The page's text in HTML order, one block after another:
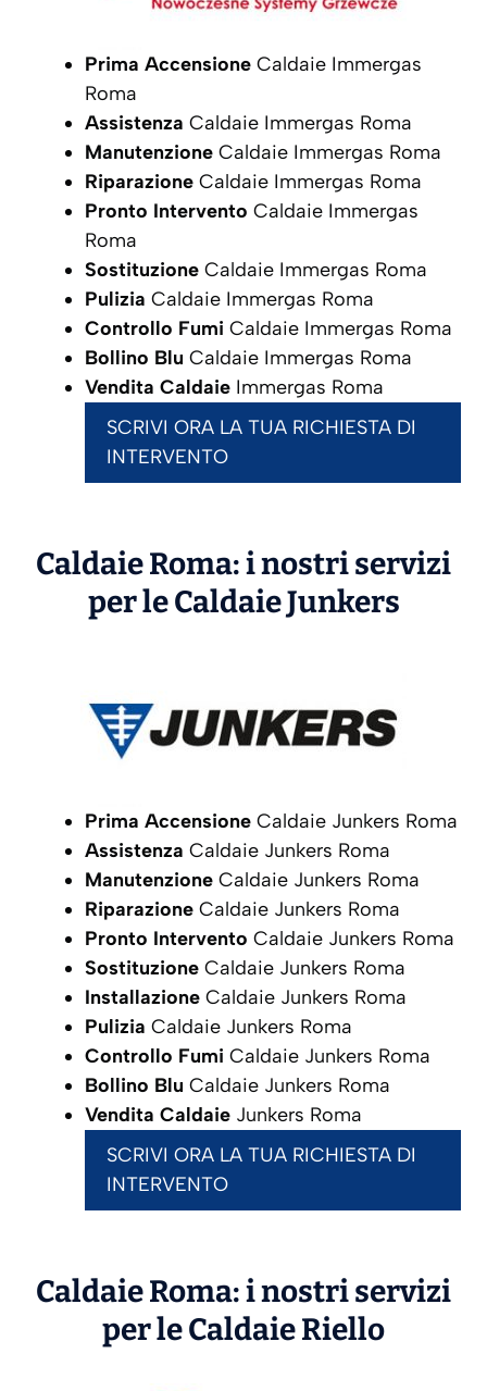
Prima Accensione Caldaie Immergas
Roma
Assistenza Caldaie Immergas Roma
Manutenzione Caldaie Immergas Roma
Riparazione Caldaie Immergas Roma
Pronto Intervento Caldaie Immergas
Roma
Sostituzione Caldaie Immergas Roma
Pulizia Caldaie Immergas Roma
Controllo Fumi Caldaie Immergas Roma
Bollino Blu Caldaie Immergas Roma
Vendita Caldaie Immergas Roma
SCRIVI ORA LA TUA RICHIESTA DI
INTERVENTO
Caldaie Roma: i nostri servizi
per le CaldaieJunkers
Prima Accensione Caldaie Junkers Roma
Assistenza Caldaie Junkers Roma
Manutenzione Caldaie Junkers Roma
Riparazione Caldaie Junkers Roma
Pronto Intervento Caldaie Junkers Roma
Sostituzione Caldaie Junkers Roma
Installazione Caldaie Junkers Roma
Pulizia Caldaie Junkers Roma
Controllo Fumi Caldaie Junkers Roma
Bollino Blu Caldaie Junkers Roma
Vendita Caldaie Junkers Roma
SCRIVI ORA LA TUA RICHIESTA DI
INTERVENTO
Caldaie Roma: i nostri servizi
per le CaldaieRiello